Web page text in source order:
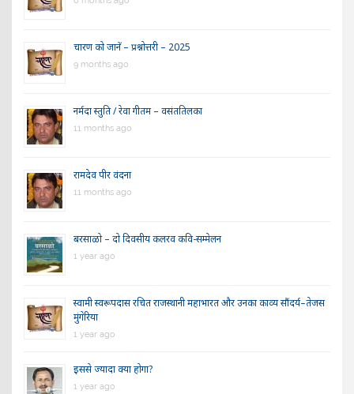
चारण को जानें – प्रश्नोत्तरी – 2025
9 months ago
नर्मदा स्तुति / रेवा गीतम – वसंततिलका
11 months ago
रामदेव पीर वंदना
11 months ago
बरसाळो – दो दिवसीय कलरव कवि-सम्मेलन
1 year ago
स्वामी स्वरूपदास रचित राजस्थानी महाभारत और उनका काव्य सौंदर्य–तेजस
मुंगेरिया
1 year ago
इससे ज्यादा क्या होगा?
1 year ago